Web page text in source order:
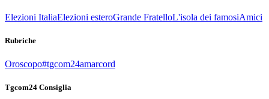
Elezioni ItaliaElezioni esteroGrande FratelloL'isola dei famosiAmici
Rubriche
Oroscopo#tgcom24amarcord
Tgcom24 Consiglia